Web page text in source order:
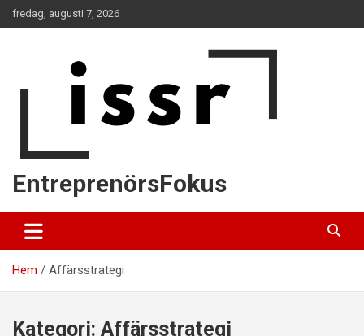
Hoppa
till
fredag, augusti 7, 2026
EntreprenörsFokus
Hem Affärsstrategi
Kategori: Affärsstrategi